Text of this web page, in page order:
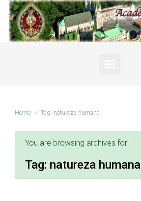
Skip to main content
Home Tag: natureza humana
You are browsing archives for
Tag: natureza humana